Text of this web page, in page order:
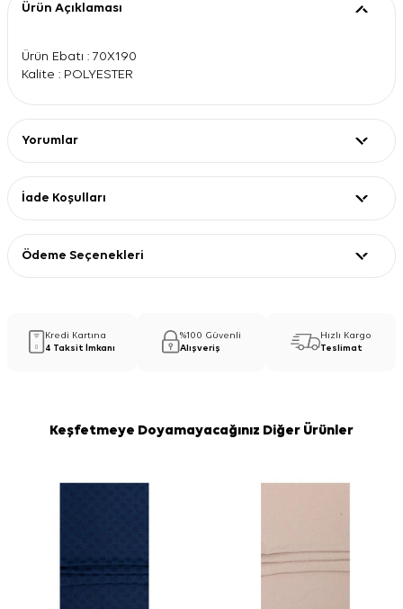
Ürün Açıklaması
Ürün Ebatı : 70X190
Kalite : POLYESTER
Yorumlar
İade Koşulları
Ödeme Seçenekleri
Kredi Kartına
4 Taksit İmkanı
%100 Güvenli
Alışveriş
Hızlı Kargo
Teslimat
Keşfetmeye Doyamayacağınız Diğer Ürünler